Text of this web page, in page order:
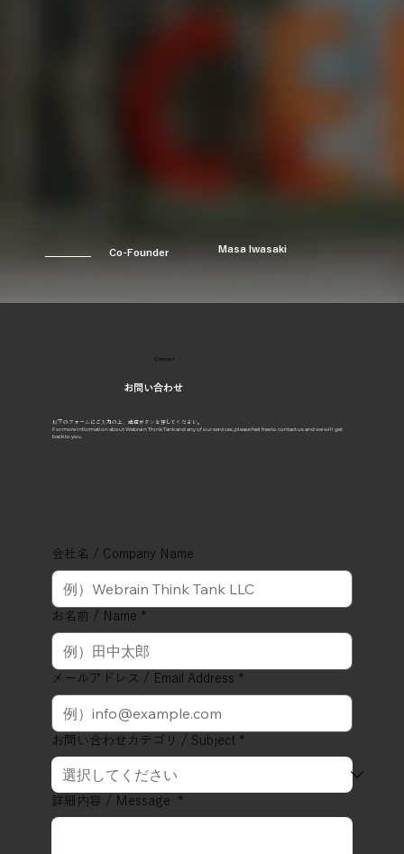
Co-Founder Masa Iwasaki
お問い合わせ
Contact
以下のフォームにご入力の上、送信ボタンを押してください。
For more information about Webrain Think Tank and any of our services, please feel free to contact us and we will get
back to you.
会社名 / Company Name
お名前 / Name *
メールアドレス / Email Address *
お問い合わせカテゴリ / Subject *
詳細内容 / Message *